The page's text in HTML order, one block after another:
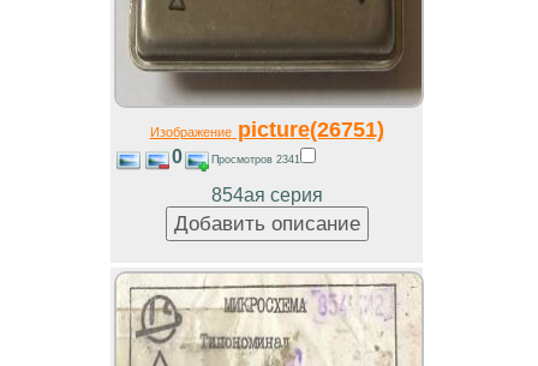
Изображениеpicture(26751)
0 Просмотров 2341
854ая серия